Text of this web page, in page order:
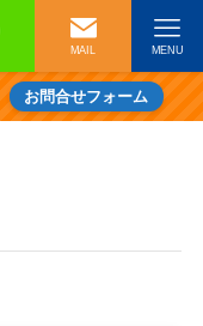
MAIL MENU
お問合せフォーム